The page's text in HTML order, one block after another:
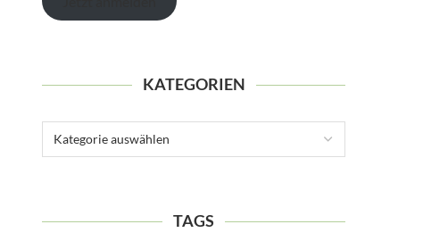
KATEGORIEN
TAGS